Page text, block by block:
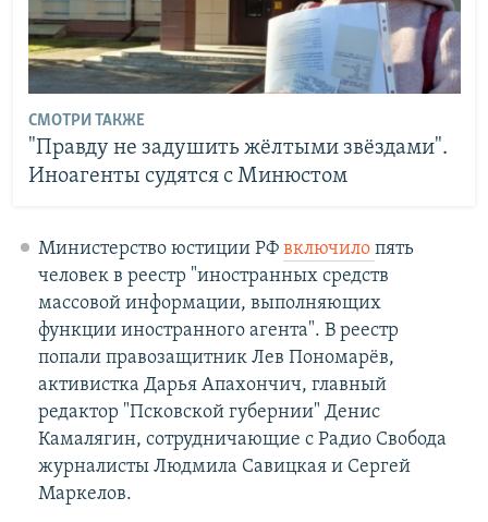
СМОТРИ ТАКЖЕ
"Правду не задушить жёлтыми звёздами".
Иноагенты судятся с Минюстом
Министерство юстиции РФ включило ​пять
человек в реестр "иностранных средств
массовой информации, выполняющих
функции иностранного агента". В реестр
попали правозащитник Лев Пономарёв,
активистка Дарья Апахончич, главный
редактор "Псковской губернии" Денис
Камалягин, сотрудничающие с Радио Свобода
журналисты Людмила Савицкая и Сергей
Маркелов.